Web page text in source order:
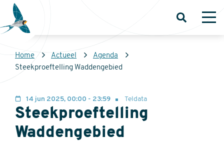
Overslaan
naar
inhoud
gaan
Sovon
Homepage
Open
Kruimelpad
Home Actueel
Agenda
Steekproeftelling Waddengebied
Steekproeftelling
Waddengebied
14 jun 2025, 00:00 - 23:59 Teldata